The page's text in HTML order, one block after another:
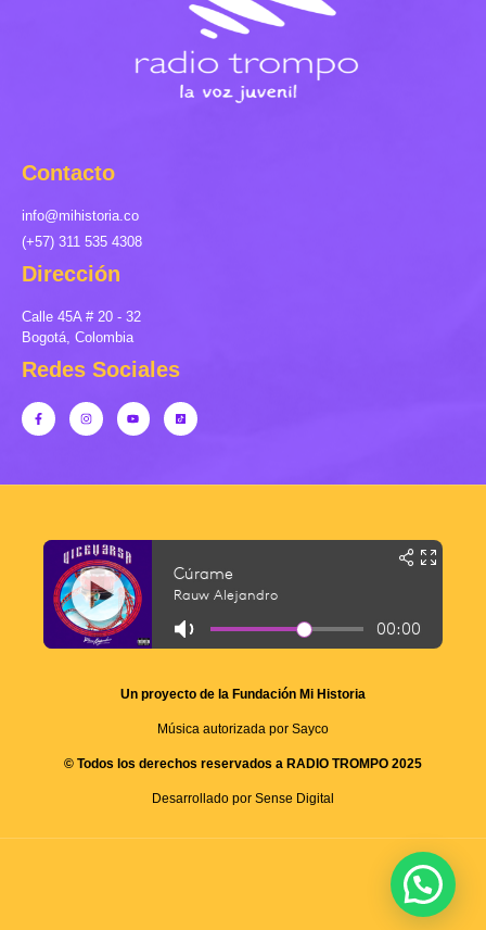
Contacto
info@mihistoria.co
(+57) 311 535 4308
Dirección
Calle 45A # 20 - 32
Bogotá, Colombia
Redes Sociales
Un proyecto de la Fundación Mi Historia
Música autorizada por Sayco
© Todos los derechos reservados a RADIO TROMPO 2025
Desarrollado por Sense Digital